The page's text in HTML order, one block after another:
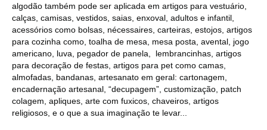
algodão também pode ser aplicada em artigos para vestuário,
calças, camisas, vestidos, saias, enxoval, adultos e infantil,
acessórios como bolsas, nécessaires, carteiras, estojos, artigos
para cozinha como, toalha de mesa, mesa posta, avental, jogo
americano, luva, pegador de panela, lembrancinhas, artigos
para decoração de festas, artigos para pet como camas,
almofadas, bandanas, artesanato em geral: cartonagem,
encadernação artesanal, “decupagem”, customização, patch
colagem, apliques, arte com fuxicos, chaveiros, artigos
religiosos, e o que a sua imaginação te levar...